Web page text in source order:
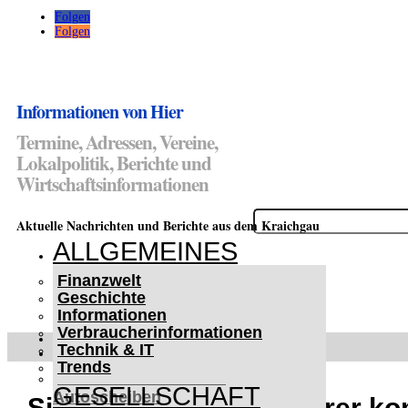
Folgen
Folgen
Informationen von Hier
Termine, Adressen, Vereine,
Lokalpolitik, Berichte und
Wirtschaftsinformationen
Suchen
nach:
Aktuelle Nachrichten und Berichte aus dem Kraichgau
ALLGEMEINES
Finanzwelt
Geschichte
Informationen
Verbraucherinformationen
Technik & IT
Trends
GESELLSCHAFT
WETTERWARNUNGEN
WINTER IM KRAICHGAU
Lifehacks für vereiste
Autoscheiben